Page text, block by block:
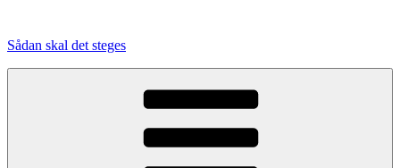
indhold
Sådan skal det steges